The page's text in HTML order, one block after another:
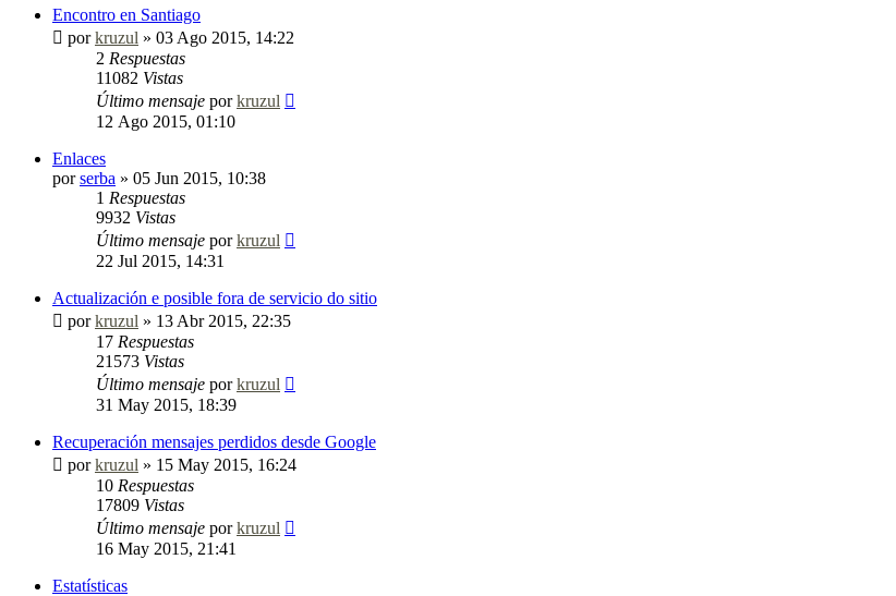
Encontro en Santiago
porkruzul » 03 Ago 2015, 14:22
2 Respuestas
11082 Vistas
Último mensaje porkruzul
12 Ago 2015, 01:10
Enlaces
porserba » 05 Jun 2015, 10:38
1 Respuestas
9932 Vistas
Último mensaje porkruzul
22 Jul 2015, 14:31
Actualización e posible fora de servicio do sitio
porkruzul » 13 Abr 2015, 22:35
17 Respuestas
21573 Vistas
Último mensaje porkruzul
31 May 2015, 18:39
Recuperación mensajes perdidos desde Google
porkruzul » 15 May 2015, 16:24
10 Respuestas
17809 Vistas
Último mensaje porkruzul
16 May 2015, 21:41
Estatísticas